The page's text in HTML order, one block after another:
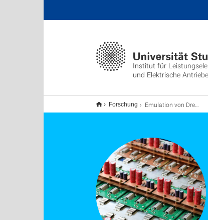
Institut für
und Elektrische Antriebe
Forschung Emulation von Drehstrommaschinen